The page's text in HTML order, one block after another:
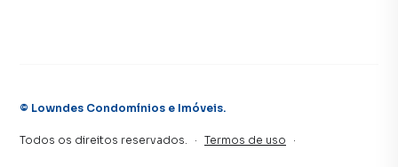
© Lowndes Condomínios e Imóveis.
Todos os direitos reservados. · Termos de uso ·